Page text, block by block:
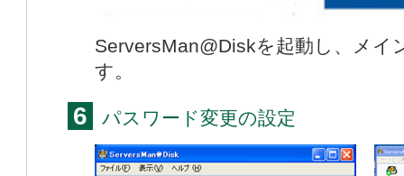
ServersMan@Diskを起動し、メイ
す。
6 パスワード変更の設定